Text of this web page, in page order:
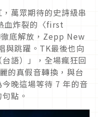
萬眾期待的史詩級串
血炸裂的〈first
底解放，Zepp New
與跳躍。TK最後也向
語）」，全場瘋狂回
的真假音轉換，與台
晚這場等待 7 年的音
點。